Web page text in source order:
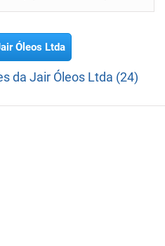
Óleos Ltda
da Jair Óleos Ltda (24)